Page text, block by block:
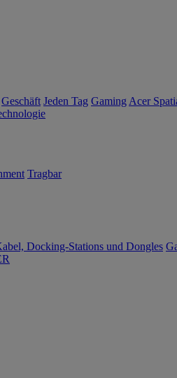
Geschäft Jeden Tag Gaming Acer
Tragbar
Docking-Stations und Dongles